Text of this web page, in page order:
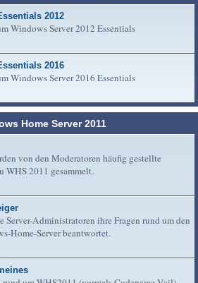
2012
Windows Server 2012 Essentials
2016
Windows Server 2016 Essentials
Home Server 2011
von den Moderatoren häufig gestellte
WHS 2011 gesammelt.
Server-Administratoren ihre Fragen rund um den
Home-Server beantwortet.